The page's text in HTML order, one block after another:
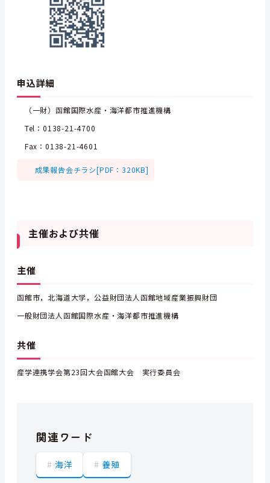
申込詳細
（一財）函館国際水産・海洋都市推進機構
Tel：0138-21-4700
Fax：0138-21-4601
成果報告会チラシ[PDF：320KB]
主催および共催
主催
函館市，北海道大学，公益財団法人函館地域産業振興財団
一般財団法人函館国際水産・海洋都市推進機構
共催
産学連携学会第23回大会函館大会 実行委員会
関連ワード
海洋 養殖